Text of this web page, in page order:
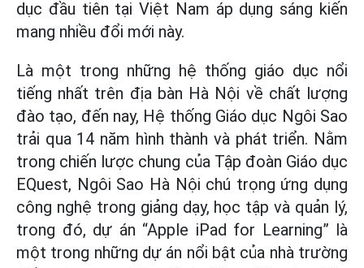
dục đầu tiên tại Việt Nam áp dụng sáng kiến
mang nhiều đổi mới này.
Là một trong những hệ thống giáo dục nổi
tiếng nhất trên địa bàn Hà Nội về chất lượng
đào tạo, đến nay, Hệ thống Giáo dục Ngôi Sao
trải qua 14 năm hình thành và phát triển. Nằm
trong chiến lược chung của Tập đoàn Giáo dục
EQuest, Ngôi Sao Hà Nội chú trọng ứng dụng
công nghệ trong giảng dạy, học tập và quản lý,
trong đó, dự án “Apple iPad for Learning” là
một trong những dự án nổi bật của nhà trường